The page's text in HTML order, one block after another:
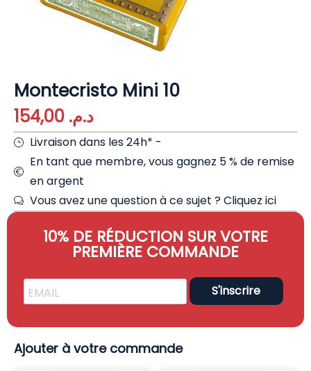
Montecristo Mini 10
د.م.
Livraison dans les 24h* -
En tant que membre, vous gagnez 5 % de remise
en argent
Vous avez une question à ce sujet ?Cliquez ici
10% DE RÉDUCTION SUR VOTRE
PREMIÈRE COMMANDE
S'inscrire
Ajouter à votre commande